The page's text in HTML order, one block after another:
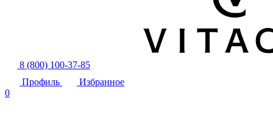
8 (800) 100-37-85
Профиль
Избранное
0